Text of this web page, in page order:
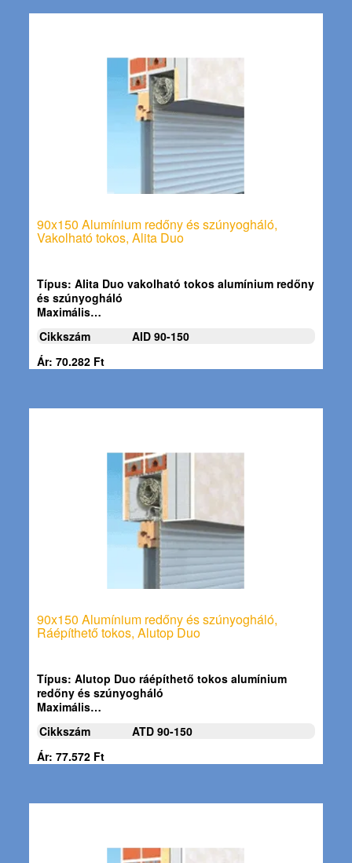
90x150 Alumínium redőny és szúnyogháló,
Vakolható tokos, Alita Duo
Típus:Alita Duo vakolható tokos alumínium redőny
és szúnyogháló
Maximális…
Cikkszám
AID 90-150
Ár: 70.282 Ft
90x150 Alumínium redőny és szúnyogháló,
Ráépíthető tokos, Alutop Duo
Típus:Alutop Duo ráépíthető tokos alumínium
redőny és szúnyogháló
Maximális…
Cikkszám
ATD 90-150
Ár: 77.572 Ft